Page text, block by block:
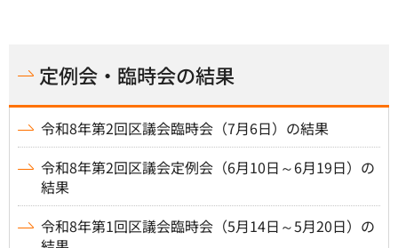
定例会・臨時会の結果
令和8年第2回区議会臨時会（7月6日）の結果
令和8年第2回区議会定例会（6月10日～6月19日）の
結果
令和8年第1回区議会臨時会（5月14日～5月20日）の